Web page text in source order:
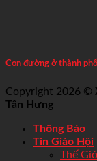
Con đường ở thành
Copyright 2026 ©
Tân Hưng
Thông Báo
Tin Giáo Hội
Thế